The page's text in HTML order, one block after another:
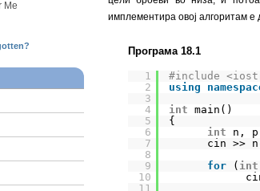
Me
имплементира овој алгоритам
Програма 18.1
1
2
3
4
5
6
7
8
9
10
11
#include
using
int main()
{
int
n,
cin >>
for
( int